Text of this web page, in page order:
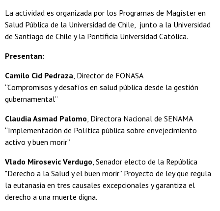
La actividad es organizada por los Programas de Magíster en
Salud Pública de la Universidad de Chile, junto a la Universidad
de Santiago de Chile y la Pontificia Universidad Católica.
Presentan:
Camilo Cid Pedraza, Director de FONASA
“Compromisos y desafíos en salud pública desde la gestión
gubernamental”
Claudia Asmad Palomo, Directora Nacional de SENAMA
“Implementación de Política pública sobre envejecimiento
activo y buen morir”
Vlado Mirosevic Verdugo, Senador electo de la República
"Derecho a la Salud y el buen morir” Proyecto de ley que regula
la eutanasia en tres causales excepcionales y garantiza el
derecho a una muerte digna.